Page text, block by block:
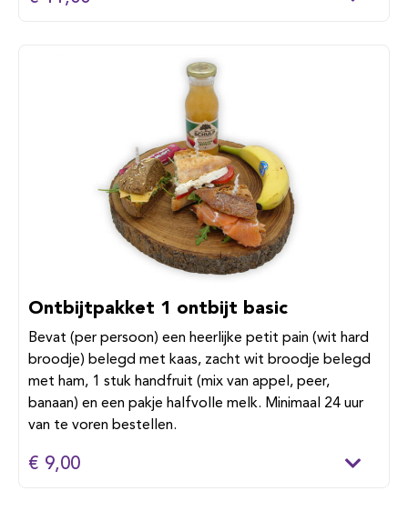
Ontbijtpakket 1 ontbijt basic
Bevat (per persoon) een heerlijke petit pain (wit hard
broodje) belegd met kaas, zacht wit broodje belegd
met ham, 1 stuk handfruit (mix van appel, peer,
banaan) en een pakje halfvolle melk. Minimaal 24 uur
van te voren bestellen.
€ 9,00